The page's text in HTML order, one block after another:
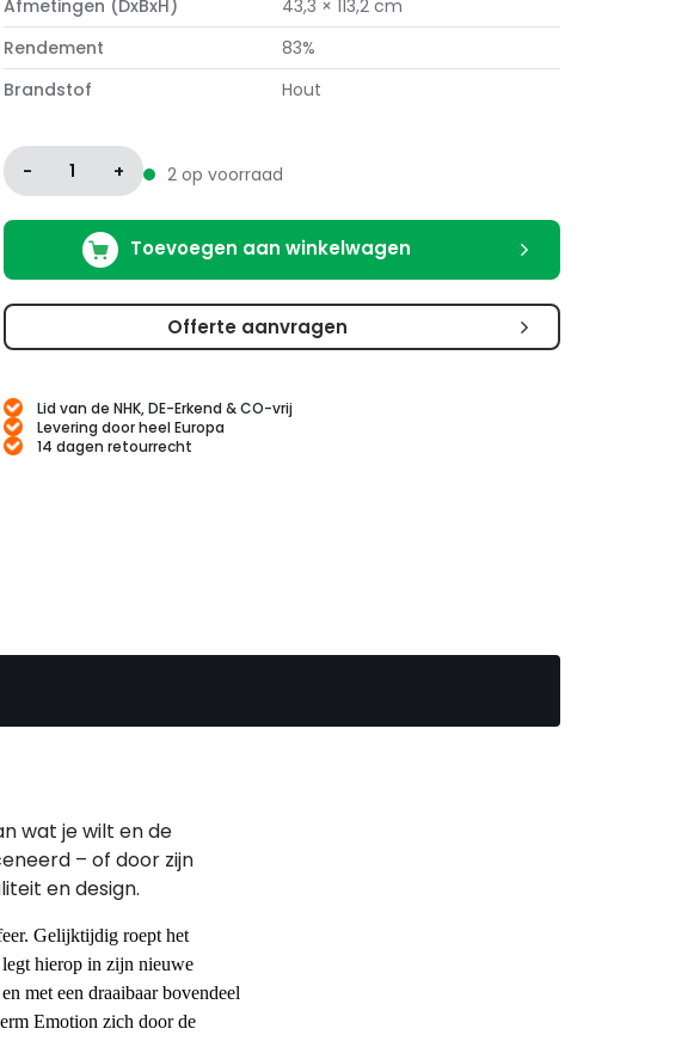
Afmetingen (DxBxH)
43,3 × 113,2 cm
Rendement
83%
Brandstof
Hout
- 1 + 2 op voorraad
Toevoegen aan winkelwagen
Offerte aanvragen
Lid van de NHK, DE-Erkend & CO-vrij
Levering door heel Europa
14 dagen retourrecht
wat je wilt en de
– of door zijn
en design.
Gelijktijdig roept het
hierop in zijn nieuwe
met een draaibaar bovendeel
Emotion zich door de